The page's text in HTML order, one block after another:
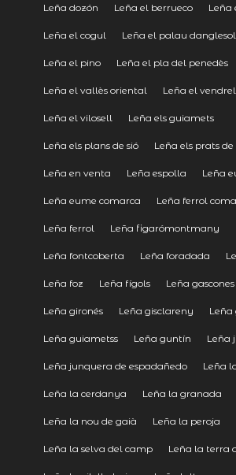
Leña dozón Leña el berrueco Leña
Leña el cogul Leña el palau
Leña el pino Leña el pla del penedès
Leña el vallès oriental Leña el
Leña el vilosell Leña els guiamets
Leña els plans de sió Leña els prats de
Leña en venta Leña espolla Leña
Leña eume comarca Leña ferrol
Leña ferrol Leña figarómontmany
Leña fontcoberta Leña foradada
Leña foz Leña fígols Leña gascones
Leña gironés Leña gisclareny Leña
Leña guiametss Leña guntín Leña
Leña junquera de espadañedo Leña
Leña la cerdanya Leña la granada
Leña la nou de gaià Leña la peroja
Leña la selva del camp Leña la terra